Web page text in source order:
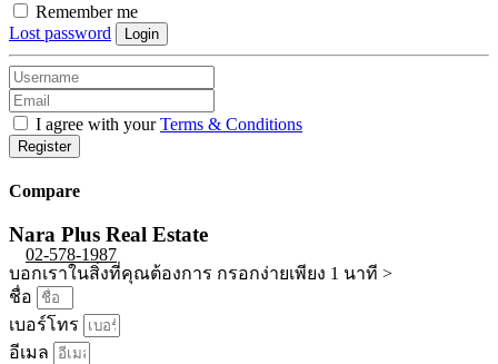
Remember me
Lost password
Login
I agree with yourTerms & Conditions
Register
Compare
Nara Plus Real Estate
02-578-1987
บอกเราในสิ่งที่คุณต้องการ กรอกง่ายเพียง 1 นาที >
ชื่อ
เบอร์โทร
อีเมล